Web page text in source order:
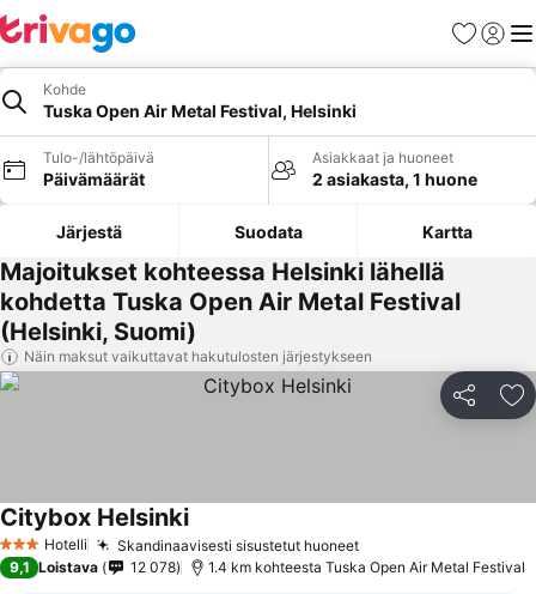
Suosikit
Kohde
Tuska Open Air Metal Festival, Helsinki
Tulo-/lähtöpäivä
Päivämäärät
Asiakkaat ja huoneet
2 asiakasta, 1 huone
Järjestä Suodata Kartta
Majoitukset kohteessa Helsinki lähellä
kohdetta Tuska Open Air Metal Festival
(Helsinki, Suomi)
Näin maksut vaikuttavat hakutulosten järjestykseen
Jaa
3 Tähtiluokitus
Hotelli Skandinaavisesti sisustetut huoneetKatso hinnat
Citybox HelsinkiKatso hinnat
9,1 Loistava 12 078 1.4 km kohteesta Tuska Open Air Metal Festival